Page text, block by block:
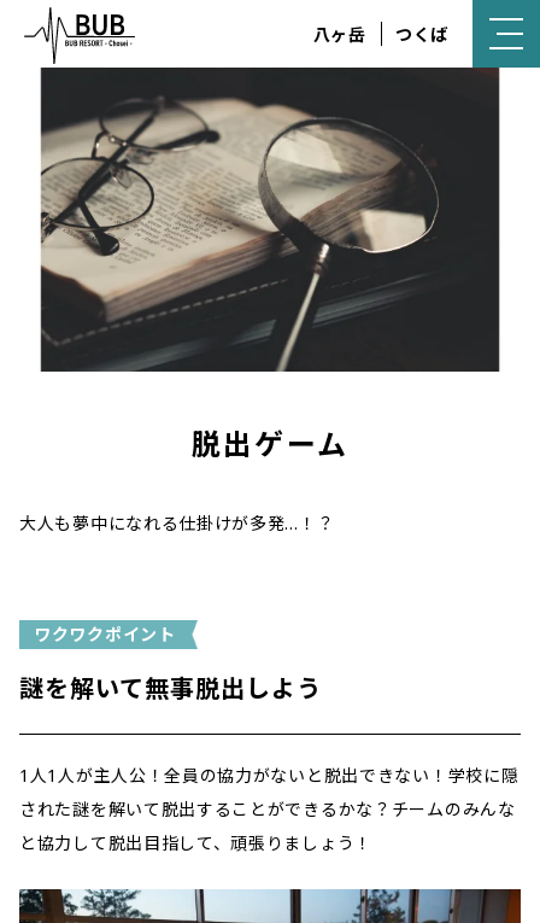
八ヶ岳 つくば
脱出ゲーム
大人も夢中になれる仕掛けが多発…！？
ワクワクポイント
謎を解いて無事脱出しよう
1人1人が主人公！全員の協力がないと脱出できない！学校に隠
された謎を解いて脱出することができるかな？チームのみんな
と協力して脱出目指して、頑張りましょう！